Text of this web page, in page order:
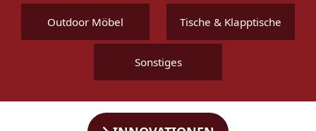
Outdoor Möbel Tische & Klapptische
Sonstiges